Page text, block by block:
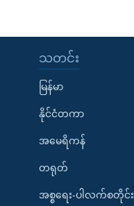
သတင်း
မြန်မာ
နိုင်ငံတကာ
အမေရိကန်
တရုတ်
အစ္စရေး-ပါလက်စတိုင်း